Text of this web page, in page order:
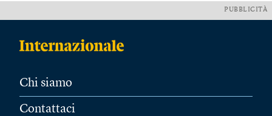
PUBBLICITÀ
Chi siamo
Contattaci